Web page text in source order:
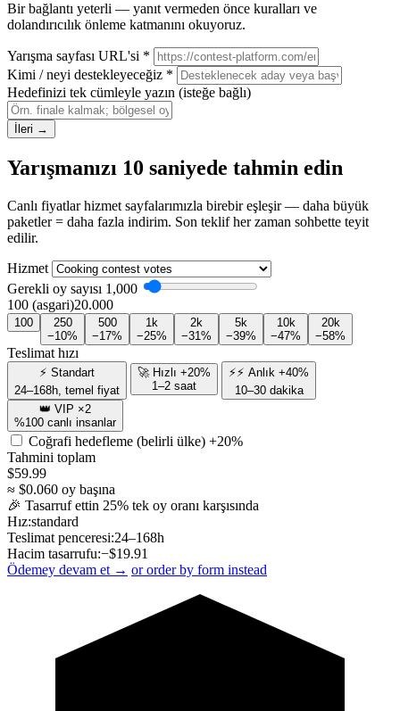
Bir bağlantı yeterli — yanıt vermeden önce kuralları ve
dolandırıcılık önleme katmanını okuyoruz.
Yarışma sayfası URL'si *
Kimi / neyi destekleyeceğiz *
Hedefinizi tek cümleyle yazın (isteğe bağlı)
İleri →
Yarışmanızı 10 saniyede tahmin edin
Canlı fiyatlar hizmet sayfalarımızla birebir eşleşir — daha büyük
paketler = daha fazla indirim. Son teklif her zaman sohbette teyit
edilir.
Hizmet
Gerekli oy sayısı 1,000
100 (asgari)20.000
100
250
−10%
500
−17%
1k
−25%
2k
−31%
5k
−39%
10k
−47%
20k
−58%
Teslimat hızı
⚡ Standart
24–168h, temel fiyat
🚀 Hızlı +20%
1–2 saat
⚡⚡ Anlık +40%
10–30 dakika
👑 VIP ×2
%100 canlı insanlar
Coğrafi hedefleme (belirli ülke) +20%
Tahmini toplam
$59.99
≈ $0.060 oy başına
🎉 Tasarruf ettin 25% tek oy oranı karşısında
Hız:standard
Teslimat penceresi:24–168h
Hacim tasarrufu:−$19.91
Ödemey devam et → or order by form instead